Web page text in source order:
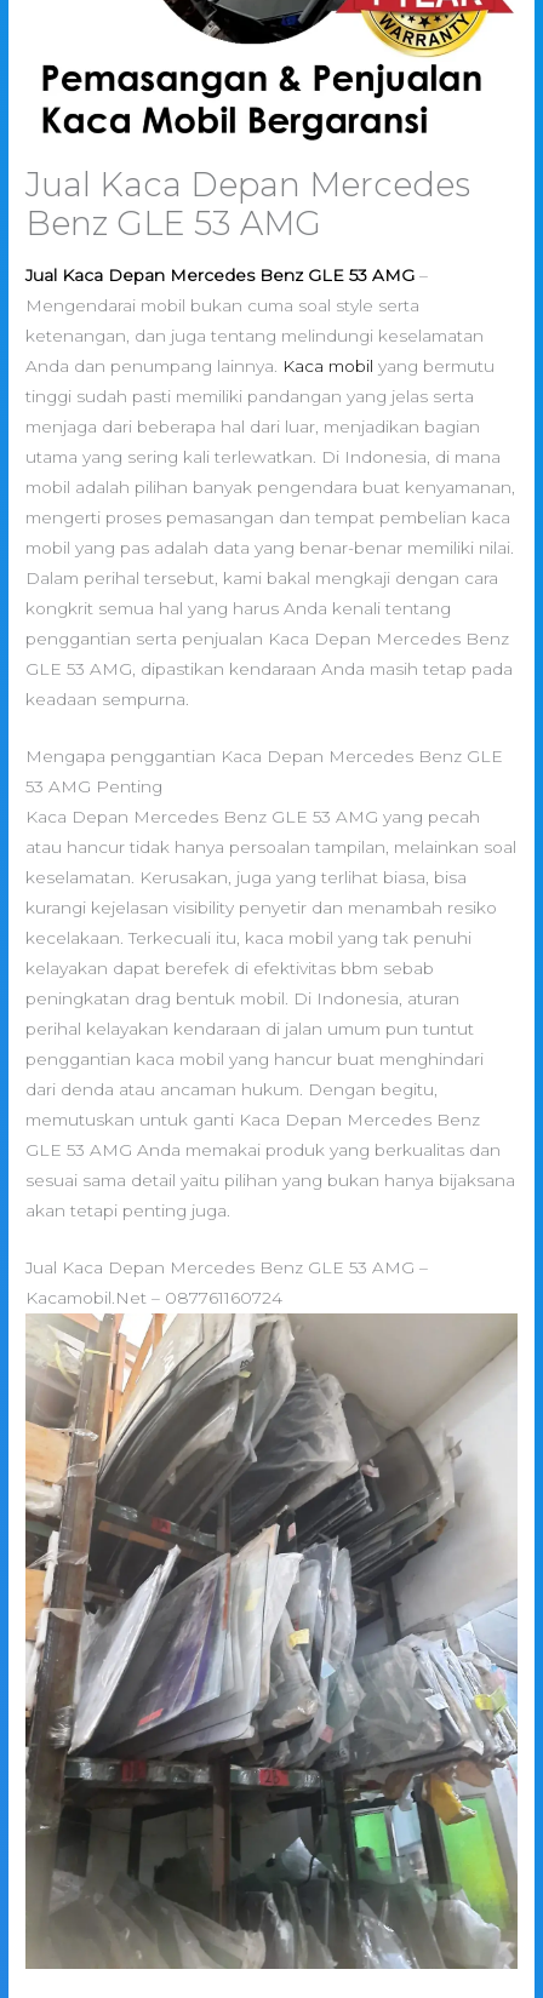
Jual Kaca Depan Mercedes
Benz GLE 53 AMG
Jual Kaca Depan Mercedes Benz GLE 53 AMG –
Mengendarai mobil bukan cuma soal style serta
ketenangan, dan juga tentang melindungi keselamatan
Anda dan penumpang lainnya.
Kaca mobil yang bermutu
tinggi sudah pasti memiliki pandangan yang jelas serta
menjaga dari beberapa hal dari luar, menjadikan bagian
utama yang sering kali terlewatkan. Di Indonesia, di mana
mobil adalah pilihan banyak pengendara buat kenyamanan,
mengerti proses pemasangan dan tempat pembelian kaca
mobil yang pas adalah data yang benar-benar memiliki nilai.
Dalam perihal tersebut, kami bakal mengkaji dengan cara
kongkrit semua hal yang harus Anda kenali tentang
penggantian serta penjualan Kaca Depan Mercedes Benz
GLE 53 AMG, dipastikan kendaraan Anda masih tetap pada
keadaan sempurna.
Mengapa penggantian Kaca Depan Mercedes Benz GLE
53 AMG Penting
Kaca Depan Mercedes Benz GLE 53 AMG yang pecah
atau hancur tidak hanya persoalan tampilan, melainkan soal
keselamatan. Kerusakan, juga yang terlihat biasa, bisa
kurangi kejelasan visibility penyetir dan menambah resiko
kecelakaan. Terkecuali itu, kaca mobil yang tak penuhi
kelayakan dapat berefek di efektivitas bbm sebab
peningkatan drag bentuk mobil. Di Indonesia, aturan
perihal kelayakan kendaraan di jalan umum pun tuntut
penggantian kaca mobil yang hancur buat menghindari
dari denda atau ancaman hukum. Dengan begitu,
memutuskan untuk ganti Kaca Depan Mercedes Benz
GLE 53 AMG Anda memakai produk yang berkualitas dan
sesuai sama detail yaitu pilihan yang bukan hanya bijaksana
akan tetapi penting juga.
Jual Kaca Depan Mercedes Benz GLE 53 AMG –
Kacamobil.Net – 087761160724